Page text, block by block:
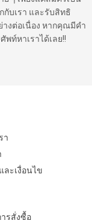
กับเรา และรับสิทธิ
งต่อเนื่อง หากคุณมีคำ
ท์หาเราได้เลย!!
า
ละเงื่อนไข
รสั่งซื้อ